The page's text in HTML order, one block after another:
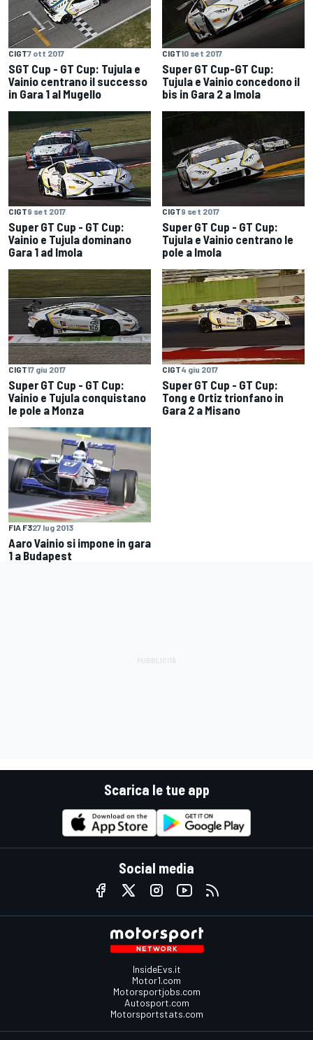
CIGT7 ott 2017
SGT Cup - GT Cup: Tujula e
Vainio centrano il successo
in Gara 1 al Mugello
CIGT10 set 2017
Super GT Cup-GT Cup:
Tujula e Vainio concedono il
bis in Gara 2 a Imola
CIGT9 set 2017
Super GT Cup - GT Cup:
Vainio e Tujula dominano
Gara 1 ad Imola
CIGT9 set 2017
Super GT Cup - GT Cup:
Tujula e Vainio centrano le
pole a Imola
CIGT17 giu 2017
Super GT Cup - GT Cup:
Vainio e Tujula conquistano
le pole a Monza
CIGT4 giu 2017
Super GT Cup - GT Cup:
Tong e Ortiz trionfano in
Gara 2 a Misano
FIA F327 lug 2013
Aaro Vainio si impone in gara
1 a Budapest
Scarica le tue app
Social media
InsideEvs.it
Motor1.com
Motorsportjobs.com
Autosport.com
Motorsportstats.com